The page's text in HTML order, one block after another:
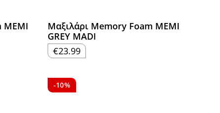
MEMI
Μαξιλάρι Memory Foam MEMI
GREY MADI
€23.99
-10%